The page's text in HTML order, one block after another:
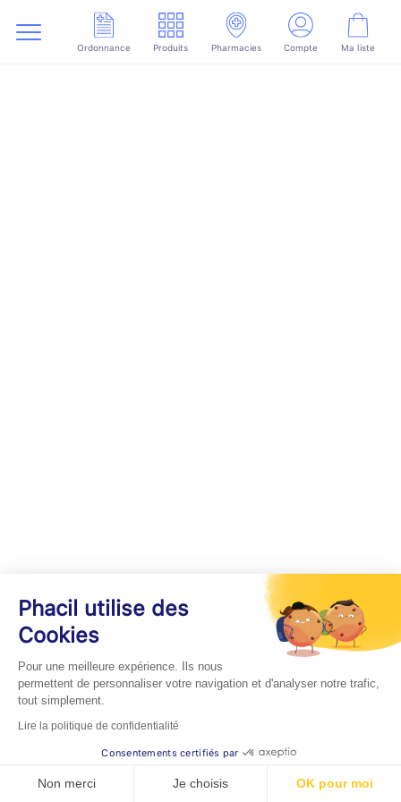
Ordonnance Produits Pharmacies Compte Ma liste
Phacil utilise des
Cookies
Pour une meilleure expérience. Ils nous
permettent de personnaliser votre navigation et d'analyser notre trafic,
tout simplement.
Lire la politique de confidentialité
Consentements certifiés par
Non merci Je choisis OK pour moi